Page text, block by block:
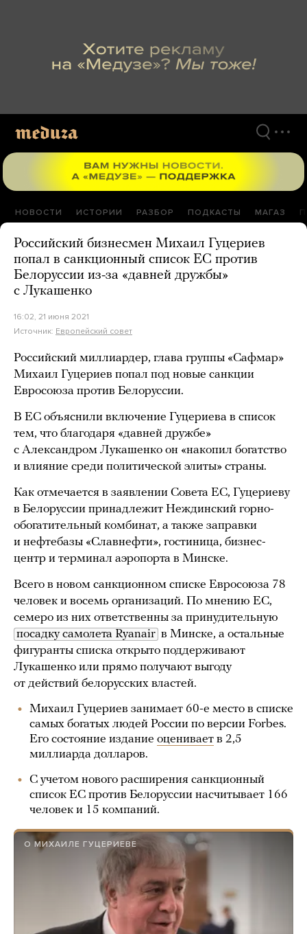
НОВОСТИ ИСТОРИИ РАЗБОР ПОДКАСТЫ МАГАЗ
Российский бизнесмен Михаил Гуцериев
попал в санкционный список ЕС против
Белоруссии из-за «давней дружбы»
с Лукашенко
16:02, 21 июня 2021
Источник: Европейский совет
Российский миллиардер, глава группы «Сафмар»
Михаил Гуцериев попал под новые санкции
Евросоюза против Белоруссии.
В ЕС объяснили включение Гуцериева в список
тем, что благодаря «давней дружбе»
с Александром Лукашенко он «накопил богатство
и влияние среди политической элиты» страны.
Как отмечается в заявлении Совета ЕС, Гуцериеву
в Белоруссии принадлежит Неждинский горно-
обогатительный комбинат, а также заправки
и нефтебазы «Славнефти», гостиница, бизнес-
центр и терминал аэропорта в Минске.
Всего в новом санкционном списке Евросоюза 78
человек и восемь организаций. По мнению ЕС,
семеро из них ответственны за принудительную
посадку самолета Ryanair в Минске, а остальные
фигуранты списка открыто поддерживают
Лукашенко или прямо получают выгоду
от действий белорусских властей.
Михаил Гуцериев занимает 60-е место в списке
самых богатых людей России по версии Forbes.
Его состояние издание оценивает в 2,5
миллиарда долларов.
С учетом нового расширения санкционный
список ЕС против Белоруссии насчитывает 166
человек и 15 компаний.
О МИХАИЛЕ ГУЦЕРИЕВЕ